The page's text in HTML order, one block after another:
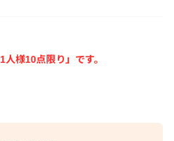
様10点限り」です。